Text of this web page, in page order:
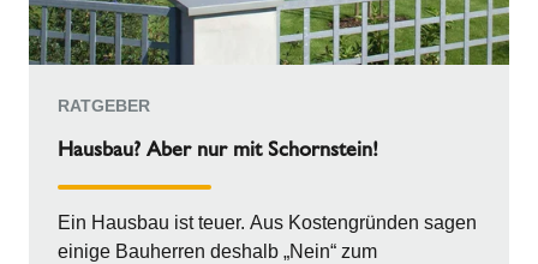
RATGEBER
Hausbau? Aber nur mit Schornstein!
Ein Hausbau ist teuer. Aus Kostengründen sagen
einige Bauherren deshalb „Nein“ zum